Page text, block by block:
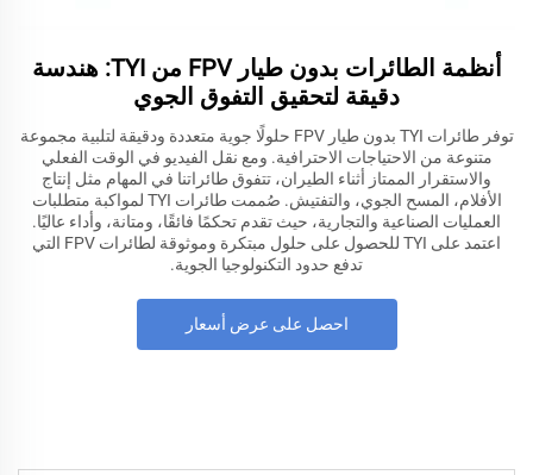
أنظمة الطائرات بدون طيار FPV من TYI: هندسة
دقيقة لتحقيق التفوق الجوي
توفر طائرات TYI بدون طيار FPV حلولًا جوية متعددة ودقيقة لتلبية مجموعة
متنوعة من الاحتياجات الاحترافية. ومع نقل الفيديو في الوقت الفعلي
والاستقرار الممتاز أثناء الطيران، تتفوق طائراتنا في المهام مثل إنتاج
الأفلام، المسح الجوي، والتفتيش. صُممت طائرات TYI لمواكبة متطلبات
العمليات الصناعية والتجارية، حيث تقدم تحكمًا فائقًا، ومتانة، وأداء عاليًا.
اعتمد على TYI للحصول على حلول مبتكرة وموثوقة لطائرات FPV التي
تدفع حدود التكنولوجيا الجوية.
احصل على عرض أسعار